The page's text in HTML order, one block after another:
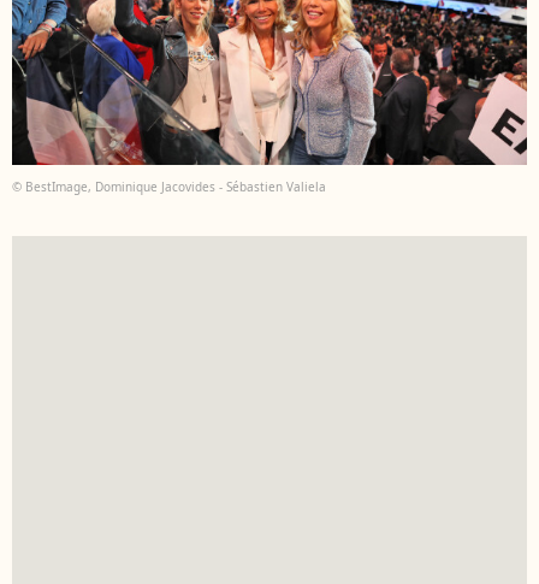
© BestImage, Dominique Jacovides - Sébastien Valiela